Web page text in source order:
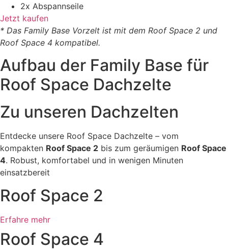
2x Abspannseile
Jetzt kaufen
* Das Family Base Vorzelt ist mit dem Roof Space 2 und
Roof Space 4 kompatibel.
Aufbau der Family Base für
Roof Space Dachzelte
Zu unseren Dachzelten
Entdecke unsere Roof Space Dachzelte – vom
kompakten Roof Space 2 bis zum geräumigen Roof Space
4. Robust, komfortabel und in wenigen Minuten
einsatzbereit
Roof Space 2
Erfahre mehr
Roof Space 4